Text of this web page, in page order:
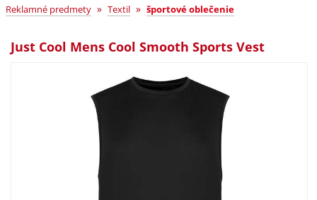
Reklamné predmety » Textil » športové oblečenie
Just Cool Mens Cool Smooth Sports Vest